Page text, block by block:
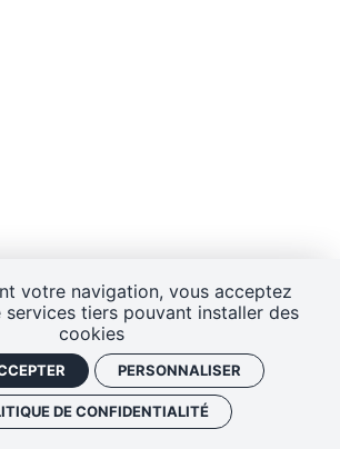
votre navigation, vous acceptez
tiers pouvant installer des
cookies
PERSONNALISER
DE CONFIDENTIALITÉ